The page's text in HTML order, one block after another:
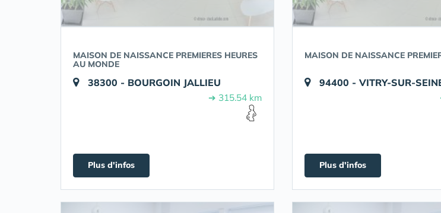
MAISON DE NAISSANCE PREMIERES HEURES
AU MONDE
38300 - BOURGOIN JALLIEU
➔ 315.54 km
Plus d'infos
MAISON DE NAISSANCE
94400 - VITRY-SUR-
Plus d'infos